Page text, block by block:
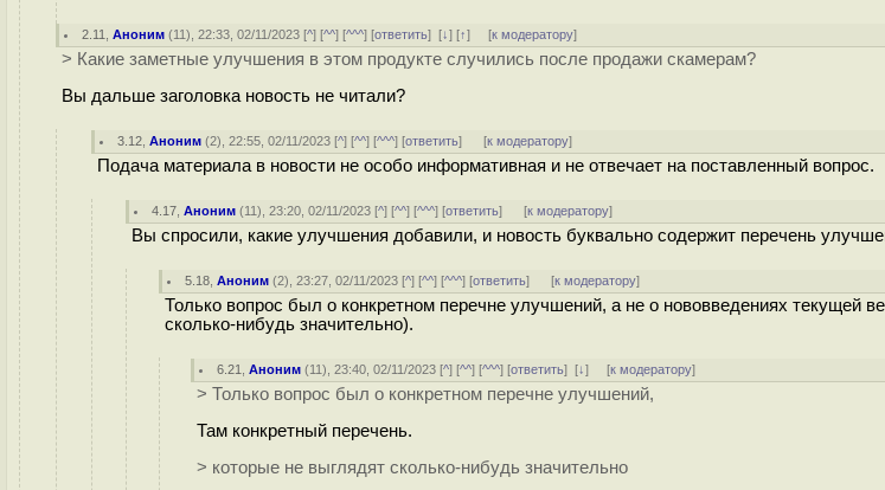
2.11 ,Аноним (11), 22:33, 02/11/2023 [^] [^^] [^^^] [ответить][↓] [↑] [к модератору]
> Какие заметные улучшения в этом продукте случились после продажи скамерам?
Вы дальше заголовка новость не читали?
3.12 ,Аноним (2), 22:55, 02/11/2023 [^] [^^] [^^^] [ответить] [к модератору]
Подача материала в новости не особо информативная и не отвечает на поставленный вопрос.
4.17 ,Аноним (11), 23:20, 02/11/2023 [^] [^^] [^^^] [ответить] [к модератору]
Вы спросили, какие улучшения добавили, и новость буквально содержит перечень
5.18 ,Аноним (2), 23:27, 02/11/2023 [^] [^^] [^^^] [ответить] [к модератору]
Только вопрос был о конкретном перечне улучшений, а не о нововведениях текущей
сколько-нибудь значительно).
6.21 ,Аноним (11), 23:40, 02/11/2023 [^] [^^] [^^^] [ответить][↓] [к модератору]
> Только вопрос был о конкретном перечне улучшений,
Там конкретный перечень.
> которые не выглядят сколько-нибудь значительно